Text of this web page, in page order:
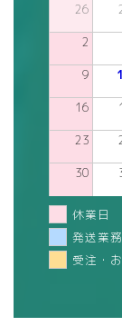
26
2
9
16
23
30
休業日
発送業
受注・